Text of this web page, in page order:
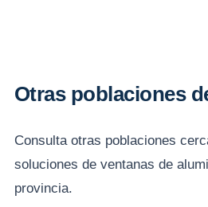
Otras poblaciones
Consulta otras poblaciones
soluciones de ventanas de
provincia.